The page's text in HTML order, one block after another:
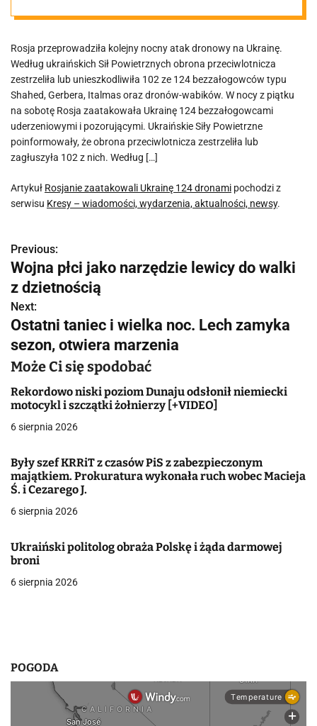
Rosja przeprowadziła kolejny nocny atak dronowy na Ukrainę.
Według ukraińskich Sił Powietrznych obrona przeciwlotnicza
zestrzeliła lub unieszkodliwiła 102 ze 124 bezzałogowców typu
Shahed, Gerbera, Italmas oraz dronów-wabików. W nocy z piątku
na sobotę Rosja zaatakowała Ukrainę 124 bezzałogowcami
uderzeniowymi i pozorującymi. Ukraińskie Siły Powietrzne
poinformowały, że obrona przeciwlotnicza zestrzeliła lub
zagłuszyła 102 z nich. Według […]
Artykuł Rosjanie zaatakowali Ukrainę 124 dronami pochodzi z
serwisu Kresy – wiadomości, wydarzenia, aktualności, newsy.
N
a
w
i
g
a
c
a
w
i
s
Previous:
Wojna płci jako narzędzie lewicy do walki
z dzietnością
Next:
Ostatni taniec i wielka noc. Lech zamyka
sezon, otwiera marzenia
Może Ci się spodobać
Rekordowo niski poziom Dunaju odsłonił niemiecki
motocykl i szczątki żołnierzy [+VIDEO]
6 sierpnia 2026
Były szef KRRiT z czasów PiS z zabezpieczonym
majątkiem. Prokuratura wykonała ruch wobec Macieja
Ś. i Cezarego J.
6 sierpnia 2026
Ukraiński politolog obraża Polskę i żąda darmowej
broni
6 sierpnia 2026
POGODA